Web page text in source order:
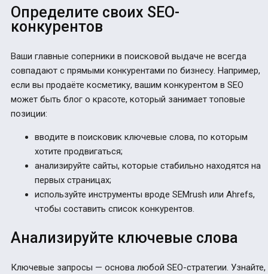
Определите своих SEO-
конкурентов
Ваши главные соперники в поисковой выдаче не всегда
совпадают с прямыми конкурентами по бизнесу. Например,
если вы продаёте косметику, вашим конкурентом в SEO
может быть блог о красоте, который занимает топовые
позиции:
вводите в поисковик ключевые слова, по которым
хотите продвигаться;
анализируйте сайты, которые стабильно находятся на
первых страницах;
используйте инструменты вроде SEMrush или Ahrefs,
чтобы составить список конкурентов.
Анализируйте ключевые слова
Ключевые запросы — основа любой SEO-стратегии. Узнайте,